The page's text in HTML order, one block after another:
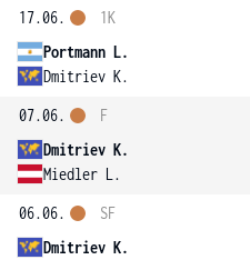
17.06.
Portmann L.
Dmitriev K.
1K
07.06.
Dmitriev K.
Miedler L.
F
06.06.
Dmitriev K.
SF